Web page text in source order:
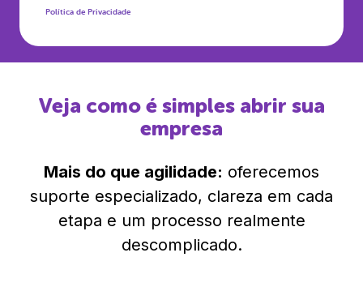
Política de Privacidade
Veja como é simples abrir sua
empresa
Mais do que agilidade: oferecemos
suporte especializado, clareza em cada
etapa e um processo realmente
descomplicado.